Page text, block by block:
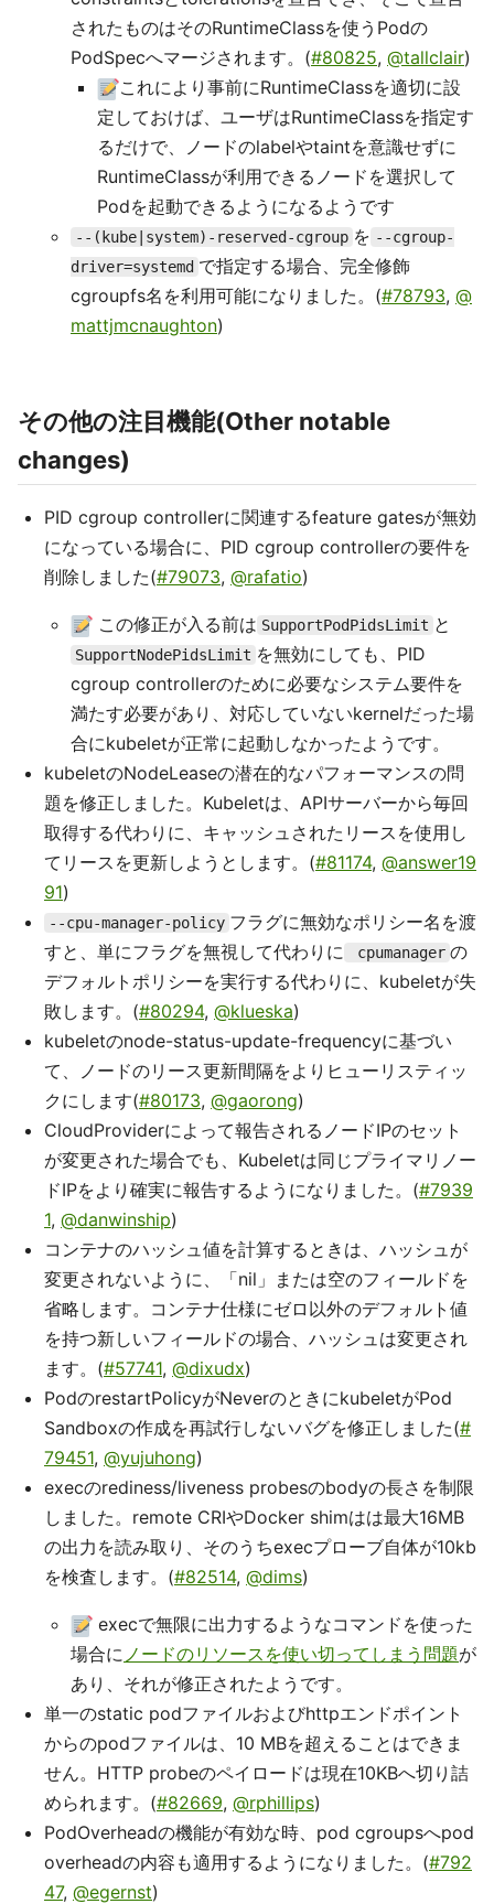
されたものはそのRuntimeClassを使うPodの
PodSpecへマージされます。(#80825, @tallclair)
これにより事前にRuntimeClassを適切に設
定しておけば、ユーザはRuntimeClassを指定す
るだけで、ノードのlabelやtaintを意識せずに
RuntimeClassが利用できるノードを選択して
Podを起動できるようになるようです
--(kube|system)-reserved-cgroup を --cgroup-
driver=systemd で指定する場合、完全修飾
cgroupfs名を利用可能になりました。(#78793, @
mattjmcnaughton)
その他の注目機能(Other notable
changes)
PID cgroup controllerに関連するfeature gatesが無効
になっている場合に、PID cgroup controllerの要件を
削除しました(#79073, @rafatio)
この修正が入る前は SupportPodPidsLimit と
SupportNodePidsLimit を無効にしても、PID
cgroup controllerのために必要なシステム要件を
満たす必要があり、対応していないkernelだった場
合にkubeletが正常に起動しなかったようです。
kubeletのNodeLeaseの潜在的なパフォーマンスの問
題を修正しました。Kubeletは、APIサーバーから毎回
取得する代わりに、キャッシュされたリースを使用し
てリースを更新しようとします。(#81174, @answer19
91)
--cpu-manager-policy フラグに無効なポリシー名を渡
すと、単にフラグを無視して代わりに
cpumanager の
デフォルトポリシーを実行する代わりに、kubeletが失
敗します。(#80294, @klueska)
kubeletのnode-status-update-frequencyに基づい
て、ノードのリース更新間隔をよりヒューリスティッ
クにします(#80173, @gaorong)
CloudProviderによって報告されるノードIPのセット
が変更された場合でも、Kubeletは同じプライマリノー
ドIPをより確実に報告するようになりました。(#7939
1, @danwinship)
コンテナのハッシュ値を計算するときは、ハッシュが
変更されないように、「nil」または空のフィールドを
省略します。コンテナ仕様にゼロ以外のデフォルト値
を持つ新しいフィールドの場合、ハッシュは変更され
ます。(#57741, @dixudx)
PodのrestartPolicyがNeverのときにkubeletがPod
Sandboxの作成を再試行しないバグを修正しました(#
79451, @yujuhong)
execのrediness/liveness probesのbodyの長さを制限
しました。remote CRIやDocker shimはは最大16MB
の出力を読み取り、そのうちexecプローブ自体が10kb
を検査します。(#82514, @dims)
execで無限に出力するようなコマンドを使った
場合に ノードのリソースを使い切ってしまう問題が
あり、それが修正されたようです。
単一のstatic podファイルおよびhttpエンドポイント
からのpodファイルは、10 MBを超えることはできま
せん。HTTP probeのペイロードは現在10KBへ切り詰
められます。(#82669, @rphillips)
PodOverheadの機能が有効な時、pod cgroupsへpod
overheadの内容も適用するようになりました。(#792
47, @egernst)